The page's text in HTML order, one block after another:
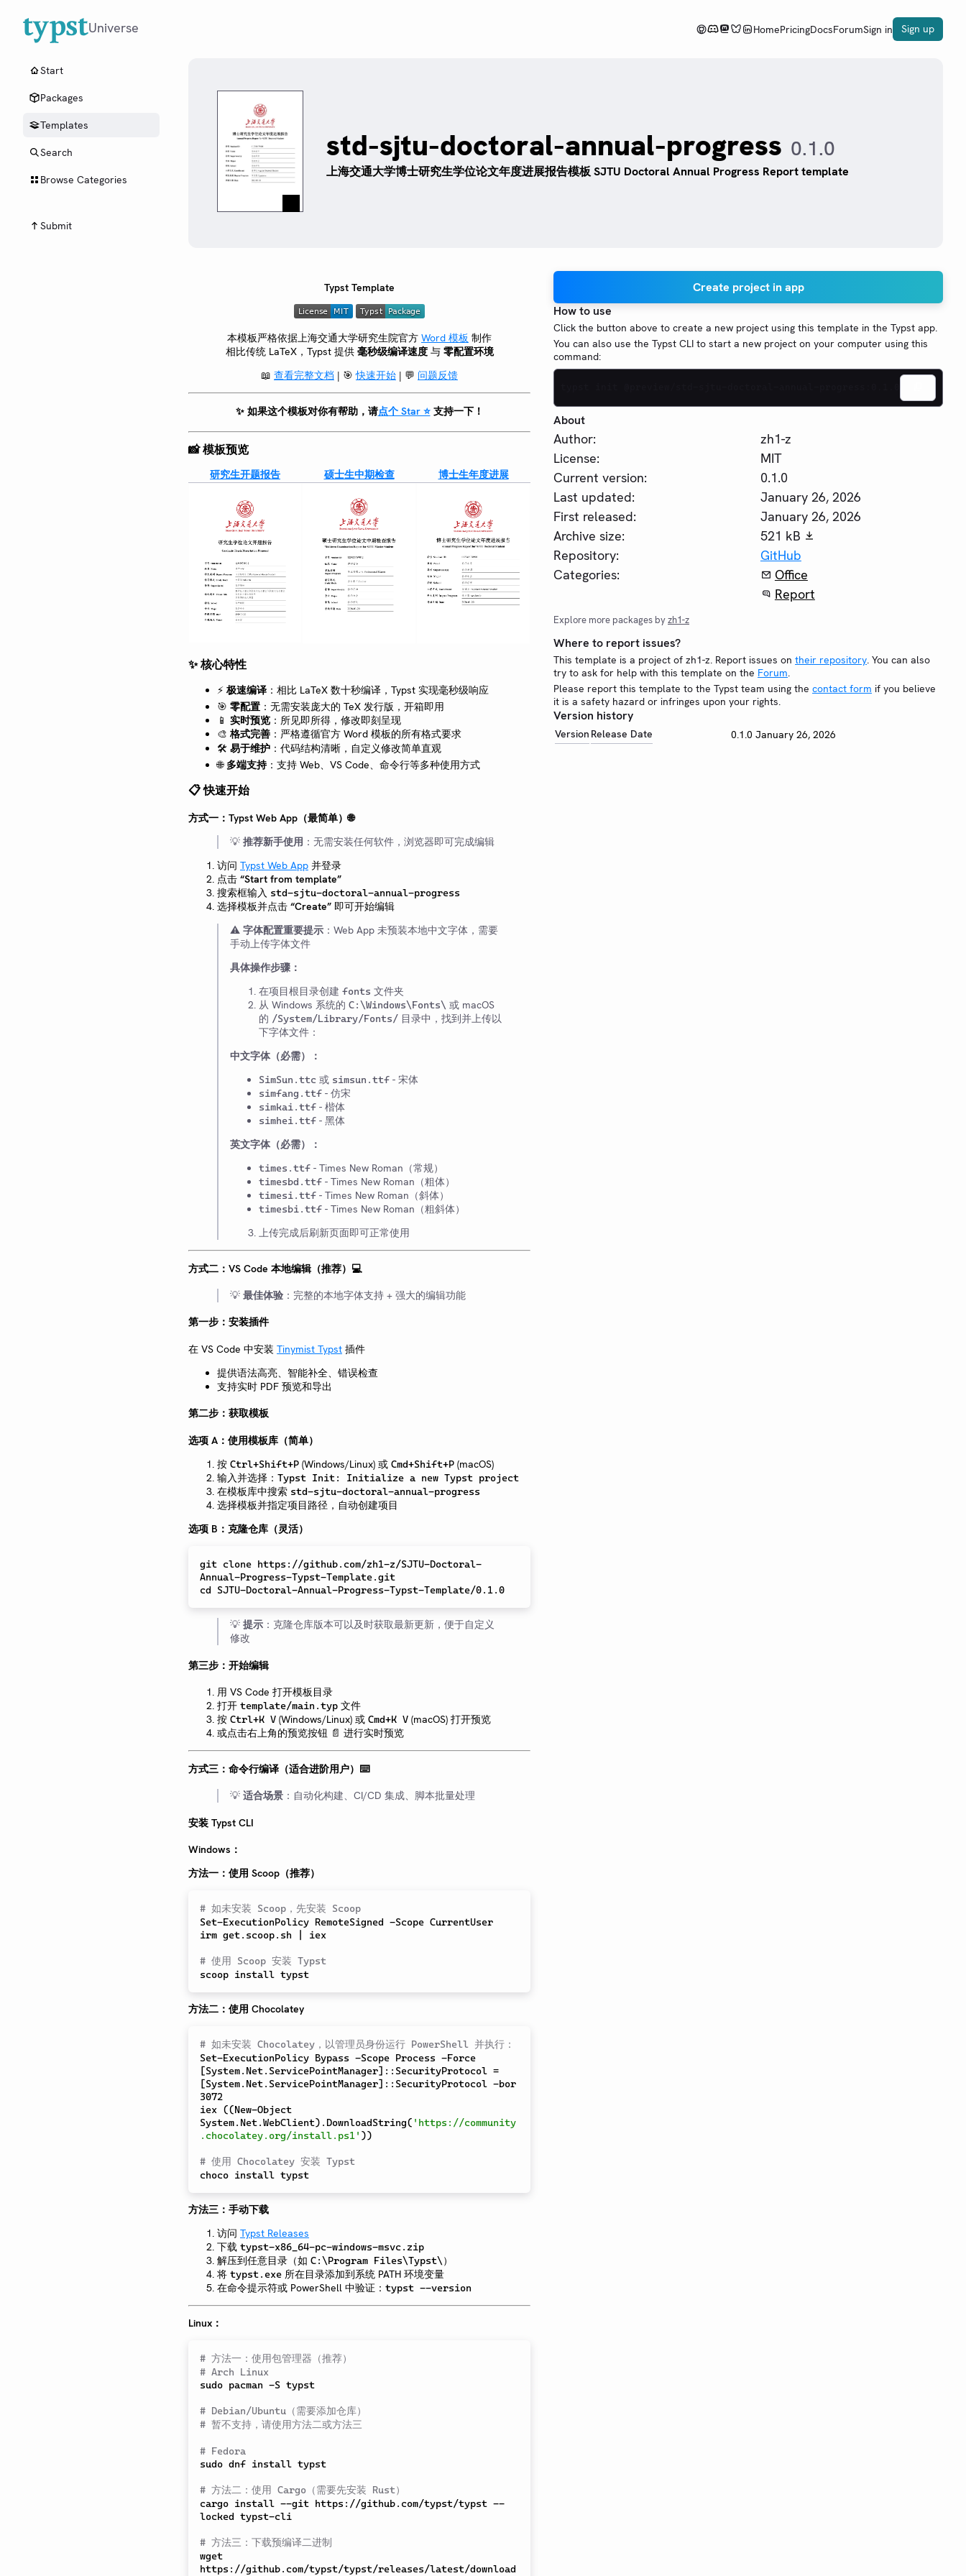
Universe HomePricingDocsForumSign in Sign up
Start
Packages
Templates
Search
Browse Categories
Submit
std-sjtu-doctoral-annual-progress 0.1.0
上海交通大学博士研究生学位论文年度进展报告模板 SJTU Doctoral Annual Progress Report template
Typst Template
本模板严格依据上海交通大学研究生院官方 Word 模板 制作
相比传统 LaTeX，Typst 提供 毫秒级编译速度与 零配置环境
📖 查看完整文档 | 🎯快速开始 | 💬 问题反馈
✨ 如果这个模板对你有帮助，请点个 Star ⭐支持一下！
📸 模板预览
研究生开题报告 硕士生中期检查 博士生年度进展
✨ 核心特性
⚡ 极速编译 ：相比 LaTeX 数十秒编译，Typst 实现毫秒级响应
🎯 零配置 ：无需安装庞大的 TeX 发行版，开箱即用
📱 实时预览 ：所见即所得，修改即刻呈现
🎨 格式完善 ：严格遵循官方 Word 模板的所有格式要求
🛠️ 易于维护 ：代码结构清晰，自定义修改简单直观
🌐 多端支持：支持 Web、VS Code、命令行等多种使用方式
📋 快速开始
方式一：Typst Web App（最简单）🌐
💡 推荐新手使用 ：无需安装任何软件，浏览器即可完成编辑
访问 Typst Web App 并登录
点击 “Start from template”
搜索框输入 std-sjtu-doctoral-annual-progress
选择模板并点击 “Create” 即可开始编辑
⚠️ 字体配置重要提示 ：Web App 未预装本地中文字体，需要
手动上传字体文件
具体操作步骤：
在项目根目录创建 fonts 文件夹
从 Windows 系统的 C:\Windows\Fonts\ 或 macOS
的 /System/Library/Fonts/ 目录中，找到并上传以
下字体文件：
中文字体（必需）：
SimSun.ttc 或 simsun.ttf - 宋体
simfang.ttf - 仿宋
simkai.ttf - 楷体
simhei.ttf - 黑体
英文字体（必需）：
times.ttf - Times New Roman（常规）
timesbd.ttf - Times New Roman（粗体）
timesi.ttf - Times New Roman（斜体）
timesbi.ttf - Times New Roman（粗斜体）
上传完成后刷新页面即可正常使用
方式二：VS Code 本地编辑（推荐）💻
💡 最佳体验 ：完整的本地字体支持 + 强大的编辑功能
第一步：安装插件
在 VS Code 中安装 Tinymist Typst 插件
提供语法高亮、智能补全、错误检查
支持实时 PDF 预览和导出
第二步：获取模板
选项 A：使用模板库（简单）
按 Ctrl+Shift+P (Windows/Linux) 或 Cmd+Shift+P (macOS)
输入并选择： Typst Init: Initialize a new Typst project
在模板库中搜索 std-sjtu-doctoral-annual-progress
选择模板并指定项目路径，自动创建项目
选项 B：克隆仓库（灵活）
git clone https://github.com/zh1-z/SJTU-Doctoral-
cd
💡 提示 ：克隆仓库版本可以及时获取最新更新，便于自定义
修改
第三步：开始编辑
用 VS Code 打开模板目录
打开 template/main.typ 文件
按 Ctrl+K V (Windows/Linux) 或 Cmd+K V (macOS) 打开预览
或点击右上角的预览按钮 📄 进行实时预览
方式三：命令行编译（适合进阶用户）⌨️
💡 适合场景 ：自动化构建、CI/CD 集成、脚本批量处理
安装 Typst CLI
Windows：
方法一：使用 Scoop（推荐）
# 如未安装 Scoop，先安装 Scoop
Set-ExecutionPolicy RemoteSigned -Scope
irm get.scoop.sh | iex
# 使用 Scoop 安装 Typst
方法二：使用 Chocolatey
# 如未安装 Chocolatey，以管理员身份运行 PowerShell 并执行：
Set-ExecutionPolicy Bypass -Scope Process -Force
[System.Net.ServicePointManager]::SecurityProtocol =
[System.Net.ServicePointManager]::SecurityProtocol -bor
3072
iex ((New-Object
System.Net.WebClient).DownloadString( 'https://community
.chocolatey.org/install.ps1' ))
# 使用 Chocolatey 安装 Typst
方法三：手动下载
访问 Typst Releases
下载 typst-x86_64-pc-windows-msvc.zip
解压到任意目录（如 C:\Program Files\Typst\）
将 typst.exe 所在目录添加到系统 PATH 环境变量
在命令提示符或 PowerShell 中验证： typst --version
Linux：
# 方法一：使用包管理器（推荐）
# Arch Linux
sudo pacman -S typst
# Debian/Ubuntu（需要添加仓库）
# 暂不支持，请使用方法二或方法三
# Fedora
sudo dnf install typst
# 方法二：使用 Cargo（需要先安装 Rust）
cargo install --git https://github.com/typst/typst --
locked typst-cli
# 方法三：下载预编译二进制
wget
https://github.com/typst/typst/releases/latest/download
Create project in app
How to use
Click the button above to create a new project using this template in the Typst app.
You can also use the Typst CLI to start a new project on your computer using this
command:
About
Author:
zh1-z
License:
MIT
Current version:
0.1.0
Last updated:
January 26, 2026
First released:
January 26, 2026
Archive size:
521 kB
Repository:
GitHub
Categories:
Office
Report
Explore more packages byzh1-z
Where to report issues?
This template is a project of zh1-z. Report issues on their repository. You can also
try to ask for help with this template on the Forum.
Please report this template to the Typst team using the contact form if you believe
it is a safety hazard or infringes upon your rights.
Version history
Version Release Date 0.1.0 January 26, 2026